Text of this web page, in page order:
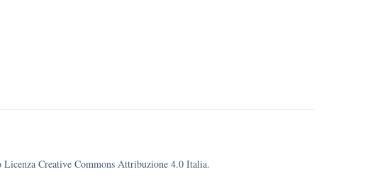
Licenza Creative Commons Attribuzione 4.0 Italia.